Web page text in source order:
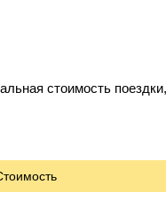
стоимость поездки,